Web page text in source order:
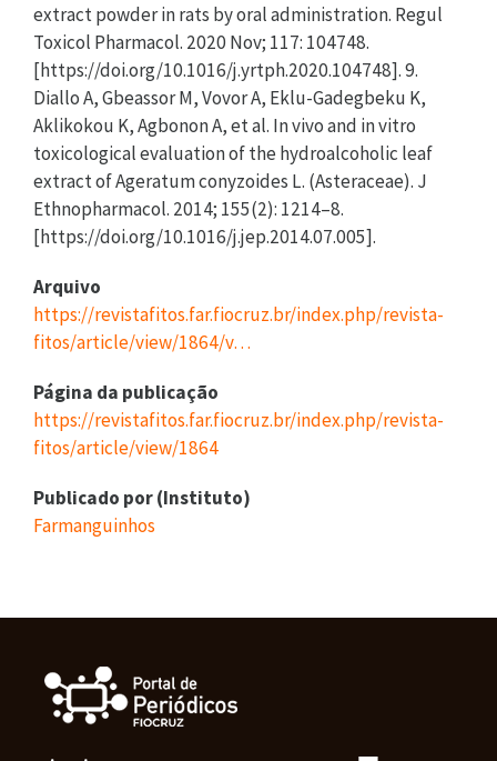
extract powder in rats by oral administration. Regul
Toxicol Pharmacol. 2020 Nov; 117: 104748.
[https://doi.org/10.1016/j.yrtph.2020.104748]. 9.
Diallo A, Gbeassor M, Vovor A, Eklu-Gadegbeku K,
Aklikokou K, Agbonon A, et al. In vivo and in vitro
toxicological evaluation of the hydroalcoholic leaf
extract of Ageratum conyzoides L. (Asteraceae). J
Ethnopharmacol. 2014; 155(2): 1214–8.
[https://doi.org/10.1016/j.jep.2014.07.005].
Arquivo
https://revistafitos.far.fiocruz.br/index.php/revista-
fitos/article/view/1864/v…
Página da publicação
https://revistafitos.far.fiocruz.br/index.php/revista-
fitos/article/view/1864
Publicado por (Instituto)
Farmanguinhos